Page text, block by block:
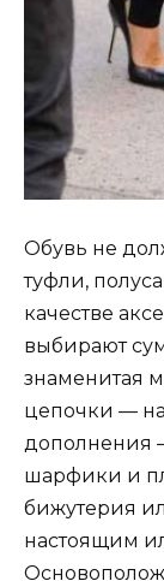
Обувь не
туфли,
качестве
выбирают
знаменитая
цепочки —
дополнения
шарфики и
бижутерия
настоящим